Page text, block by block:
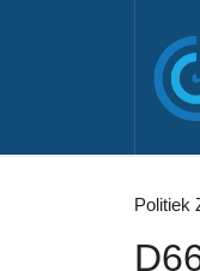
Politiek